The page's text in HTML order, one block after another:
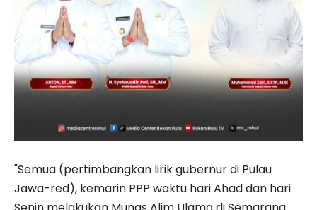
"Semua (pertimbangkan lirik gubernur di Pulau
Jawa-red), kemarin PPP waktu hari Ahad dan hari